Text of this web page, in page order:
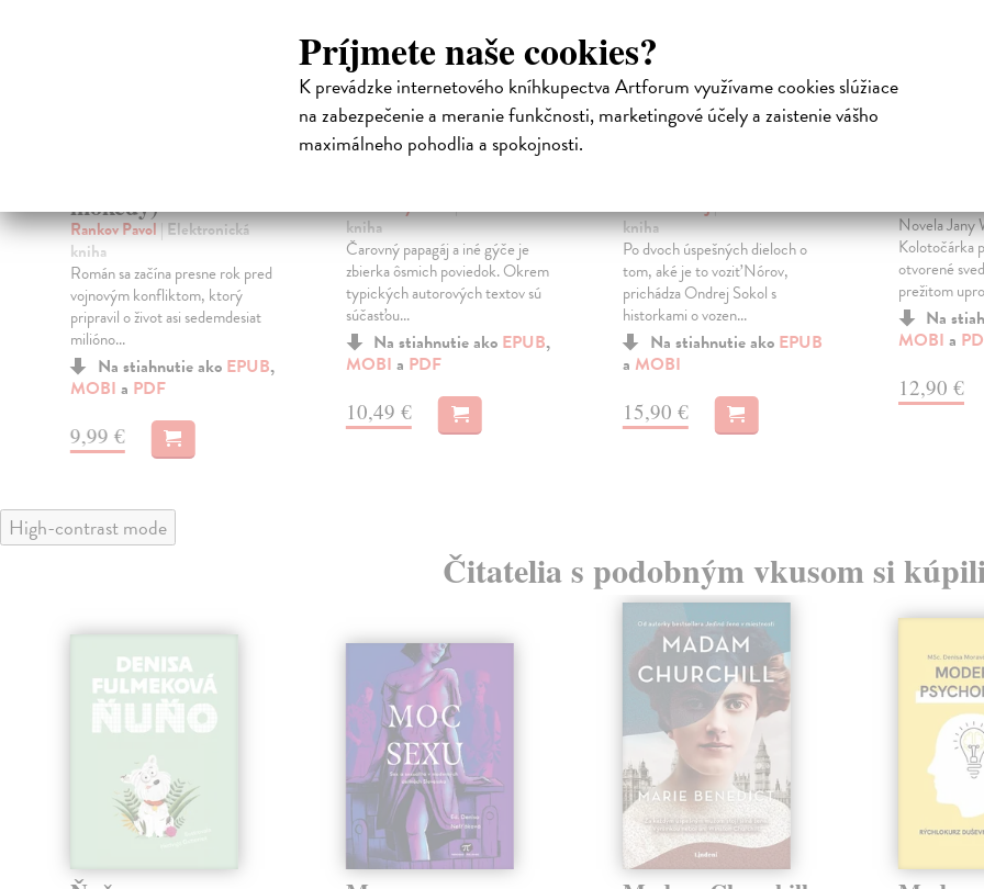
Príjmete naše cookies?
K prevádzke internetového kníhkupectva Artforum využívame cookies slúžiace
na zabezpečenie a meranie funkčnosti, marketingové účely a zaistenie vášho
maximálneho pohodlia a spokojnosti.
inokedy)
Rankov Pavol| Elektronická
kniha
Román sa začína presne rok pred
vojnovým konfliktom, ktorý
pripravil o život asi sedemdesiat
milióno...
Na stiahnutie ako EPUB,
MOBI a PDF
9,99 €
Čarovný papagáj a
kniha
Čarovný papagáj a iné gýče je
zbierka ôsmich poviedok. Okrem
typických autorových textov sú
súčasťou...
Na stiahnutie ako EPUB,
MOBI a PDF
10,49 €
kniha
Po dvoch úspešných dieloch o
tom, aké je to voziť Nórov,
prichádza Ondrej Sokol s
historkami o vozen...
Na stiahnutie ako EPUB
a MOBI
15,90 €
Novela Jany
Kolotočárka
otvorené
prežitom
Na
MOBI a
12,90 €
High-contrast mode
Čitatelia s podobným vkusom si